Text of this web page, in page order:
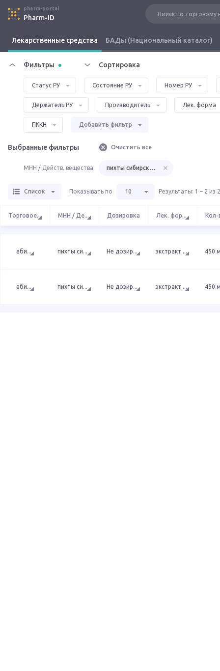
pharm-portal
Pharm-ID
Лекарственные средства БАДы (Национальный каталог)
Фильтры Сортировка
Статус РУ Состояние РУ Номер РУ
Держатель РУ Производитель Лек. форма
ПККН Добавить фильтр
Выбранные фильтры Очистить все
МНН / Действ. вещества: пихты сибирской экстракт
Список Показывать по 10 Результаты: 1 – 2 из 2
Торговое... МНН / Де... Дозировка Лек. фор... Кол-
аби... пихты си... Не дозир... экстракт ... 450
аби... пихты си... Не дозир... экстракт ... 450